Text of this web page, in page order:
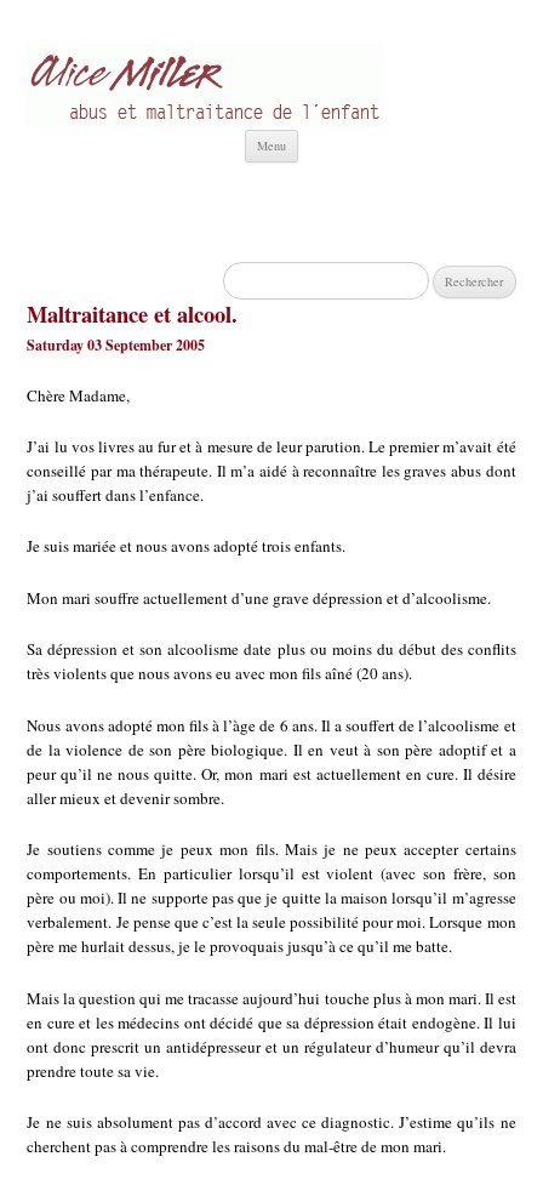
Menu
Rechercher :
Maltraitance et alcool.
Saturday 03 September 2005
Chère Madame,
J’ai lu vos livres au fur et à mesure de leur parution. Le premier m’avait été
conseillé par ma thérapeute. Il m’a aidé à reconnaître les graves abus dont
j’ai souffert dans l’enfance.
Je suis mariée et nous avons adopté trois enfants.
Mon mari souffre actuellement d’une grave dépression et d’alcoolisme.
Sa dépression et son alcoolisme date plus ou moins du début des conflits
très violents que nous avons eu avec mon fils aîné (20 ans).
Nous avons adopté mon fils à l’àge de 6 ans. Il a souffert de l’alcoolisme et
de la violence de son père biologique. Il en veut à son père adoptif et a
peur qu’il ne nous quitte. Or, mon mari est actuellement en cure. Il désire
aller mieux et devenir sombre.
Je soutiens comme je peux mon fils. Mais je ne peux accepter certains
comportements. En particulier lorsqu’il est violent (avec son frère, son
père ou moi). Il ne supporte pas que je quitte la maison lorsqu’il m’agresse
verbalement. Je pense que c’est la seule possibilité pour moi. Lorsque mon
père me hurlait dessus, je le provoquais jusqu’à ce qu’il me batte.
Mais la question qui me tracasse aujourd’hui touche plus à mon mari. Il est
en cure et les médecins ont décidé que sa dépression était endogène. Il lui
ont donc prescrit un antidépresseur et un régulateur d’humeur qu’il devra
prendre toute sa vie.
Je ne suis absolument pas d’accord avec ce diagnostic. J’estime qu’ils ne
cherchent pas à comprendre les raisons du mal-être de mon mari.